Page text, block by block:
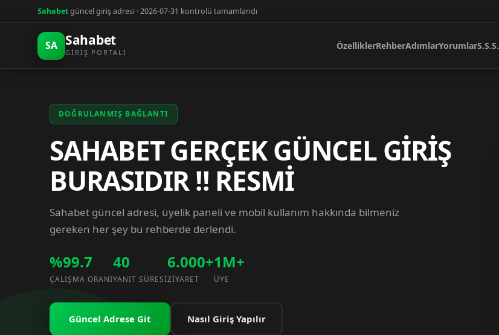
Sahabetgüncel giriş adresi · 2026-07-31 kontrolü tamamlandı
SA Sahabet
GIRIŞ PORTALI
ÖzelliklerRehberAdımlarYorumlarS.S.S.
DOĞRULANMIŞ BAĞLANTI
SAHABET GERÇEK GÜNCEL GİRİŞ
BURASIDIR !! RESMİ
Sahabet güncel adresi, üyelik paneli ve mobil kullanım hakkında bilmeniz
gereken her şey bu rehberde derlendi.
%99.7
ÇALIŞMA ORANI
40
YANIT SÜRESI
6.000+
ZIYARET
1M+
ÜYE
Güncel Adrese Git Nasıl Giriş Yapılır